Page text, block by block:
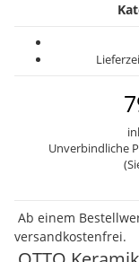
Unverbindliche
Ab einem
versandkostenfrei.